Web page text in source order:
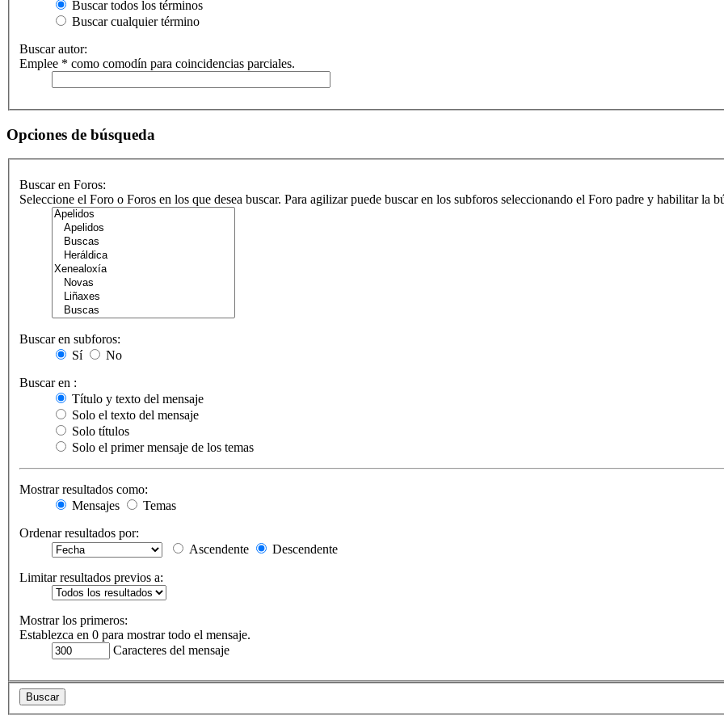
Buscar todos los términos
Buscar cualquier término
Buscar autor:
Emplee * como comodín para coincidencias parciales.
Opciones de búsqueda
Buscar en Foros:
Seleccione el Foro o Foros en los que desea buscar. Para agilizar puede buscar en los subforos seleccionando el Foro padre y habilitar la
Buscar en subforos:
Sí
No
Buscar en :
Título y texto del mensaje
Solo el texto del mensaje
Solo títulos
Solo el primer mensaje de los temas
Mostrar resultados como:
Mensajes
Temas
Ordenar resultados por:
Ascendente
Descendente
Limitar resultados previos a:
Mostrar los primeros:
Establezca en 0 para mostrar todo el mensaje.
Caracteres del mensaje